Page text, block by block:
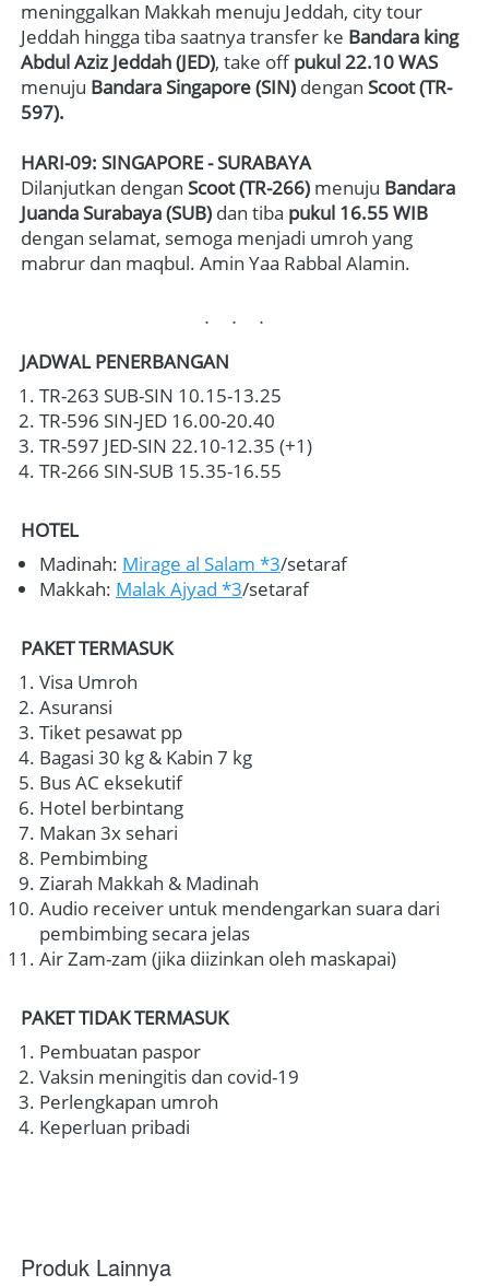
meninggalkan Makkah menuju Jeddah, city tour
Jeddah hingga tiba saatnya transfer ke Bandara king
Abdul Aziz Jeddah (JED), take off pukul 22.10WAS
menuju Bandara Singapore (SIN) dengan Scoot (TR-
597).
HARI-09: SINGAPORE - SURABAYA
Dilanjutkan dengan Scoot (TR-266) menuju Bandara
Juanda Surabaya (SUB) dan tiba pukul 16.55 WIB
dengan selamat, semoga menjadi umroh yang
mabrur dan maqbul. Amin Yaa Rabbal Alamin.
...
JADWAL PENERBANGAN
TR-263 SUB-SIN 10.15-13.25
TR-596 SIN-JED 16.00-20.40
TR-597 JED-SIN 22.10-12.35 (+1)
TR-266 SIN-SUB 15.35-16.55
HOTEL
Madinah: Mirage al Salam *3/setaraf
Makkah: Malak Ajyad *3/setaraf
PAKET TERMASUK
Visa Umroh
Asuransi
Tiket pesawat pp
Bagasi 30 kg & Kabin 7 kg
Bus AC eksekutif
Hotel berbintang
Makan 3x sehari
Pembimbing
Ziarah Makkah & Madinah
Audio receiver untuk mendengarkan suara dari
pembimbing secara jelas
Air Zam-zam (jika diizinkan oleh maskapai)
PAKET TIDAK TERMASUK
Pembuatan paspor
Vaksin meningitis dan covid-19
Perlengkapan umroh
Keperluan pribadi
Produk Lainnya